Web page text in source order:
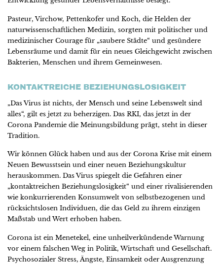
Pasteur, Virchow, Pettenkofer und Koch, die Helden der
naturwissenschaftlichen Medizin, sorgten mit politischer und
medizinischer Courage für „saubere Städte“ und gesündere
Lebensräume und damit für ein neues Gleichgewicht zwischen
Bakterien, Menschen und ihrem Gemeinwesen.
KONTAKTREICHE BEZIEHUNGSLOSIGKEIT
„Das Virus ist nichts, der Mensch und seine Lebenswelt sind
alles“, gilt es jetzt zu beherzigen. Das RKI, das jetzt in der
Corona Pandemie die Meinungsbildung prägt, steht in dieser
Tradition.
Wir können Glück haben und aus der Corona Krise mit einem
Neuen Bewusstsein und einer neuen Beziehungskultur
herauskommen. Das Virus spiegelt die Gefahren einer
„kontaktreichen Beziehungslosigkeit“ und einer rivalisierenden
wie konkurrierenden Konsumwelt von selbstbezogenen und
rücksichtslosen Individuen, die das Geld zu ihrem einzigen
Maßstab und Wert erhoben haben.
Corona ist ein Menetekel, eine unheilverkündende Warnung
vor einem falschen Weg in Politik, Wirtschaft und Gesellschaft.
Psychosozialer Stress, Ängste, Einsamkeit oder Ausgrenzung